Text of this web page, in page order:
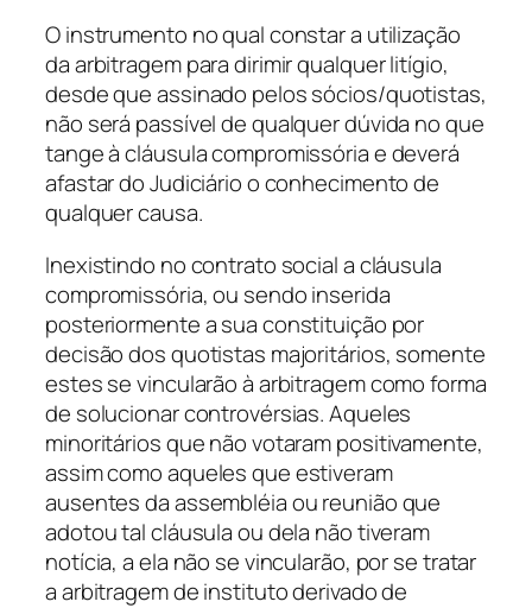
O instrumento no qual constar a utilização
da arbitragem para dirimir qualquer litígio,
desde que assinado pelos sócios/quotistas,
não será passível de qualquer dúvida no que
tange à cláusula compromissória e deverá
afastar do Judiciário o conhecimento de
qualquer causa.
Inexistindo no contrato social a cláusula
compromissória, ou sendo inserida
posteriormente a sua constituição por
decisão dos quotistas majoritários, somente
estes se vincularão à arbitragem como forma
de solucionar controvérsias. Aqueles
minoritários que não votaram positivamente,
assim como aqueles que estiveram
ausentes da assembléia ou reunião que
adotou tal cláusula ou dela não tiveram
notícia, a ela não se vincularão, por se tratar
a arbitragem de instituto derivado de